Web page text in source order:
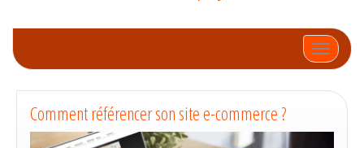
Comment référencer son site e-commerce ?